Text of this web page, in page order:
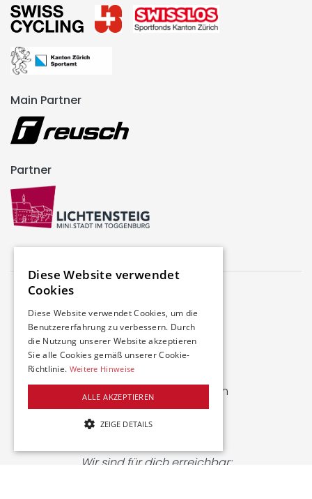
Main Partner
Partner
Farbhofstrasse 21
8048 Zürich
welcome@swiss-iuc.ch
www.swiss-iuc.ch
Wir sind für dich erreichbar:
Diese Website verwendet
Cookies
Diese Website verwendet Cookies, um die
Benutzererfahrung zu verbessern. Durch
die Nutzung unserer Website akzeptieren
Sie alle Cookies gemäß unserer Cookie-
Richtlinie. Weitere Hinweise
ALLE AKZEPTIEREN
ZEIGE DETAILS
UNBEDINGT NOTWENDIGE